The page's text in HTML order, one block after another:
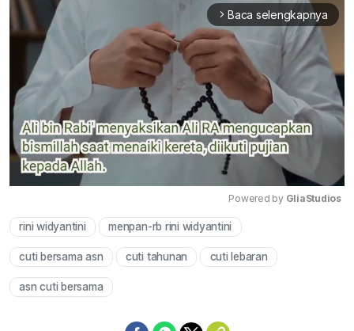
arrow_forward_ios Baca selengkapnya
Powered by GliaStudios
rini widyantini menpan-rb rini widyantini
cuti bersama asn cuti tahunan cuti lebaran
asn cuti bersama